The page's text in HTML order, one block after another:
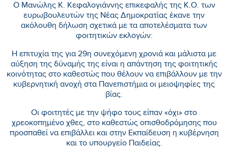
Ο Μανώλης Κ. Κεφαλογιάννης επικεφαλής της Κ.Ο. των
ευρωβουλευτών της Νέας Δημοκρατίας έκανε την
ακόλουθη δήλωση σχετικά με τα αποτελέσματα των
φοιτητικών εκλογών:
Η επιτυχία της για 29η συνεχόμενη χρονιά και μάλιστα με
αύξηση της δύναμής της είναι η απάντηση της φοιτητικής
κοινότητας στο καθεστώς που θέλουν να επιβάλλουν με την
κυβερνητική ανοχή στα Πανεπιστήμια οι μειοψηφίες της
βίας.
Οι φοιτητές με την ψήφο τους είπαν «όχι» στο
χρεοκοπημένο χθες, στο καθεστώς οπισθοδρόμησης που
προσπαθεί να επιβάλλει και στην Εκπαίδευση η κυβέρνηση
και το υπουργείο Παιδείας.